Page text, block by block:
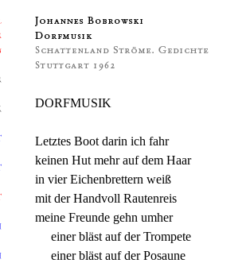
DORFMUSIK
Letztes Boot darin ich fahr
keinen Hut mehr auf dem Haar
in vier Eichenbrettern weiß
mit der Handvoll Rautenreis
meine Freunde gehn umher
einer bläst auf der Trompete
einer bläst auf der Posaune